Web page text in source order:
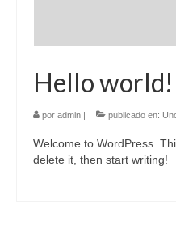
Hello world!
por admin | publicado en:
Welcome to WordPress.
delete it, then start writing!